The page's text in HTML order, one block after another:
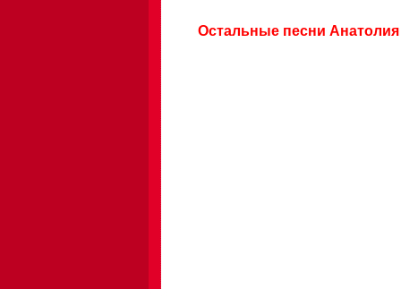
Остальные песни Анатолия